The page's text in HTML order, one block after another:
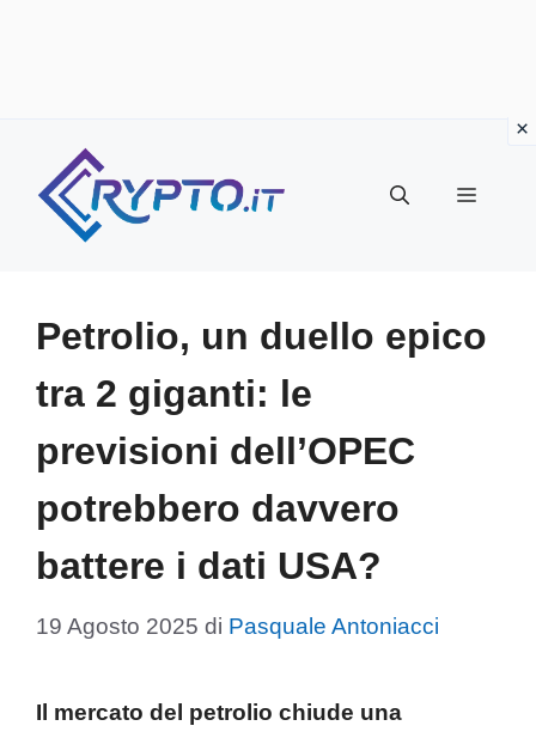
contenuto
Menu
Petrolio, un duello epico
tra 2 giganti: le
previsioni dell’OPEC
potrebbero davvero
battere i dati USA?
19 Agosto 2025 di Pasquale Antoniacci
Il mercato del petrolio chiude una